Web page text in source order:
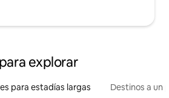
explorar
para estadías largas Destinos a un